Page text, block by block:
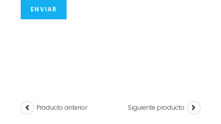
ENVIAR
Producto anterior Siguiente producto